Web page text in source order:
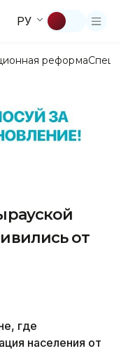
РУ
реформа
от
где
населения от